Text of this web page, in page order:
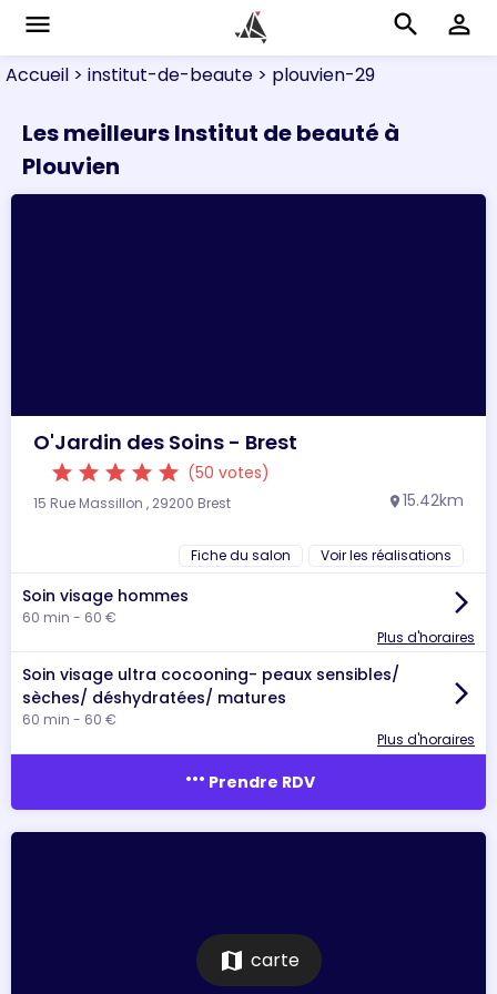
menu search perm_identity
Accueil > institut-de-beaute > plouvien-29
Les meilleurs Institut de beauté à
Plouvien
O'Jardin des Soins - Brest
star star star star star (50 votes)
15 Rue Massillon , 29200 Brest location_on 15.42km
Fiche du salon Voir les réalisations
Soin visage hommes
60 min - 60 €
arrow_forward_ios
Plus d'horaires
Soin visage ultra cocooning- peaux sensibles/
sèches/ déshydratées/ matures
60 min - 60 €
arrow_forward_ios
Plus d'horaires
more_horiz Prendre RDV
map carte